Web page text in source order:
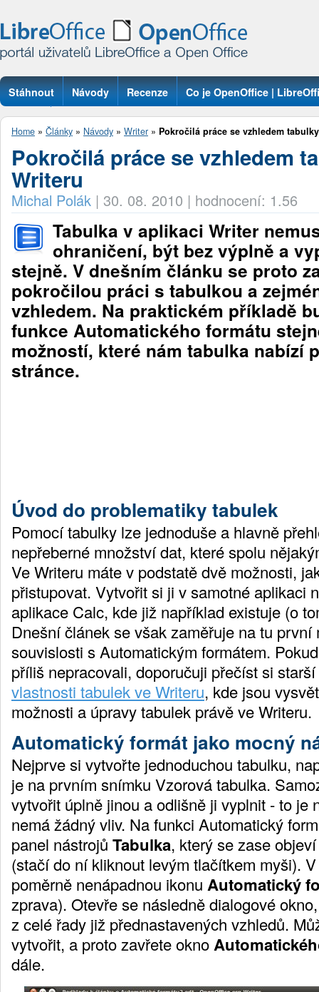
Stáhnout Návody Recenze Co je OpenOffice |
Otázky
Home » Články » Návody » Writer » Pokročilá práce se vzhledem
Pokročilá práce se vzhledem
Writeru
Michal Polák | 30. 08. 2010 | hodnocení: 1.56
Tabulka v aplikaci Writer
ohraničení, být bez výplně a
stejně. V dnešním článku se proto
pokročilou práci s tabulkou a
vzhledem. Na praktickém příkladě
funkce Automatického formátu
možností, které nám tabulka nabízí
stránce.
Úvod do problematiky tabulek
Pomocí tabulky lze jednoduše a hlavně
nepřeberné množství dat, které spolu
Ve Writeru máte v podstatě dvě možnosti,
přistupovat. Vytvořit si ji v samotné aplikaci
aplikace Calc, kde již například existuje (o
Dnešní článek se však zaměřuje na tu první
souvislosti s Automatickým formátem.
příliš nepracovali, doporučuji přečíst si
vlastnosti tabulek ve Writeru, kde jsou
možnosti a úpravy tabulek právě ve Writeru.
Automatický formát jako mocný
Nejprve si vytvořte jednoduchou tabulku,
je na prvním snímku Vzorová tabulka.
vytvořit úplně jinou a odlišně ji vyplnit - to je
nemá žádný vliv. Na funkci Automatický
panel nástrojů Tabulka, který se zase
(stačí do ní kliknout levým tlačítkem myši).
poměrně nenápadnou ikonu Automatický
zprava). Otevře se následně dialogové
z celé řady již přednastavených vzhledů.
vytvořit, a proto zavřete okno
dále.